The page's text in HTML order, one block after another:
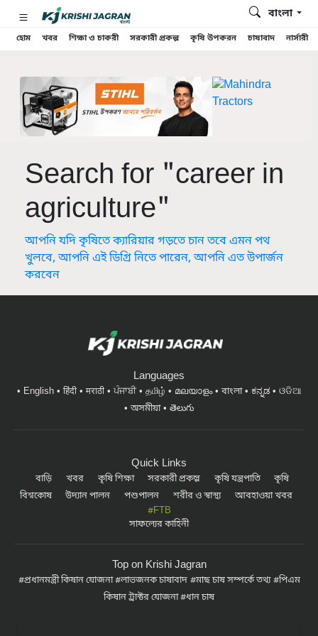
হোম খবর শিক্ষা ও চাকরী সরকারী প্রকল্প কৃষি উপকরন চাষাবাদ নার্সারী
বাংলা
Search for "career in
agriculture"
আপনি যদি কৃষিতে ক্যারিয়ার গড়তে চান তবে এমন পথ
খুলবে, আপনি এই ডিগ্রি নিতে পারেন, আপনি এত উপার্জন
করবেন
Languages
English हिंदी मराठी ਪੰਜਾਬੀ தமிழ் മലയാളം বাংলা ಕನ್ನಡ
ଓଡିଆ
অসমীয়া
తెలుగు
Quick Links
বাড়ি খবর কৃষি শিক্ষা সরকারী প্রকল্প কৃষি যন্ত্রপাতি
কৃষি
বিশ্বকোষ
উদ্যান পালন পশুপালন শরীর ও স্বাস্থ্য
আবহাওয়া খবর
#FTB
সাফল্যের কাহিনী
Top on Krishi Jagran
প্রধানমন্ত্রী কিষান যোজনা লাভজনক চাষাবাদ মাছ চাষ সম্পর্কে তথ্য
পিএম
কিষান ট্রাক্টর যোজনা ধান চাষ